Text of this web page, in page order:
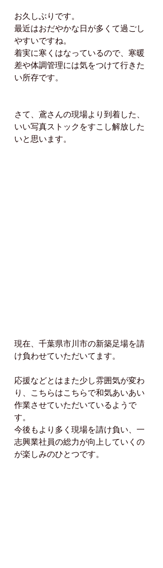
お久しぶりです。
最近はおだやかな日が多くて過ごし
やすいですね。
着実に寒くはなっているので、寒暖
差や体調管理には気をつけて行きた
い所存です。
さて、鳶さんの現場より到着した、
いい写真ストックをすこし解放した
いと思います。
現在、千葉県市川市の新築足場を請
け負わせていただいてます。
応援などとはまた少し雰囲気が変わ
り、こちらはこちらで和気あいあい
作業させていただいているようで
す。
今後もより多く現場を請け負い、一
志興業社員の総力が向上していくの
が楽しみのひとつです。